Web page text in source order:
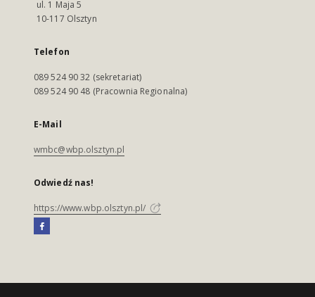
ul. 1 Maja 5
10-117 Olsztyn
Telefon
089 524 90 32 (sekretariat)
089 524 90 48 (Pracownia Regionalna)
E-Mail
wmbc@wbp.olsztyn.pl
Odwiedź nas!
https://www.wbp.olsztyn.pl/